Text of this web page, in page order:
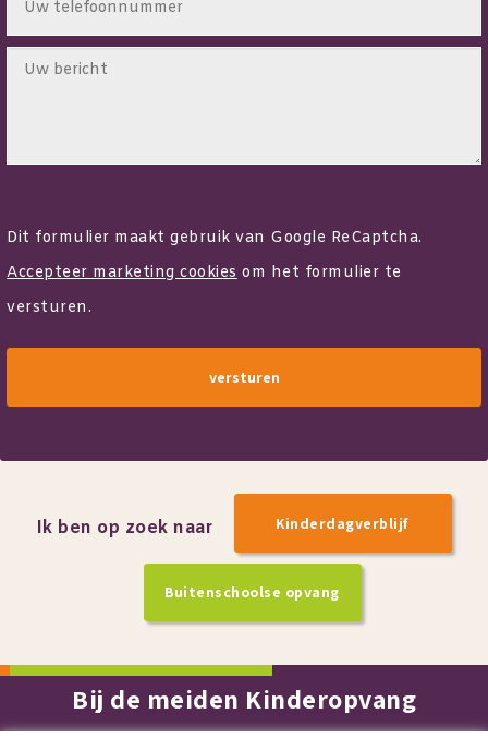
Dit formulier maakt gebruik van Google ReCaptcha.
Accepteer marketing cookiesom het formulier te
versturen.
Ik ben op zoek naar Kinderdagverblijf
Buitenschoolse opvang
Bij de meiden Kinderopvang